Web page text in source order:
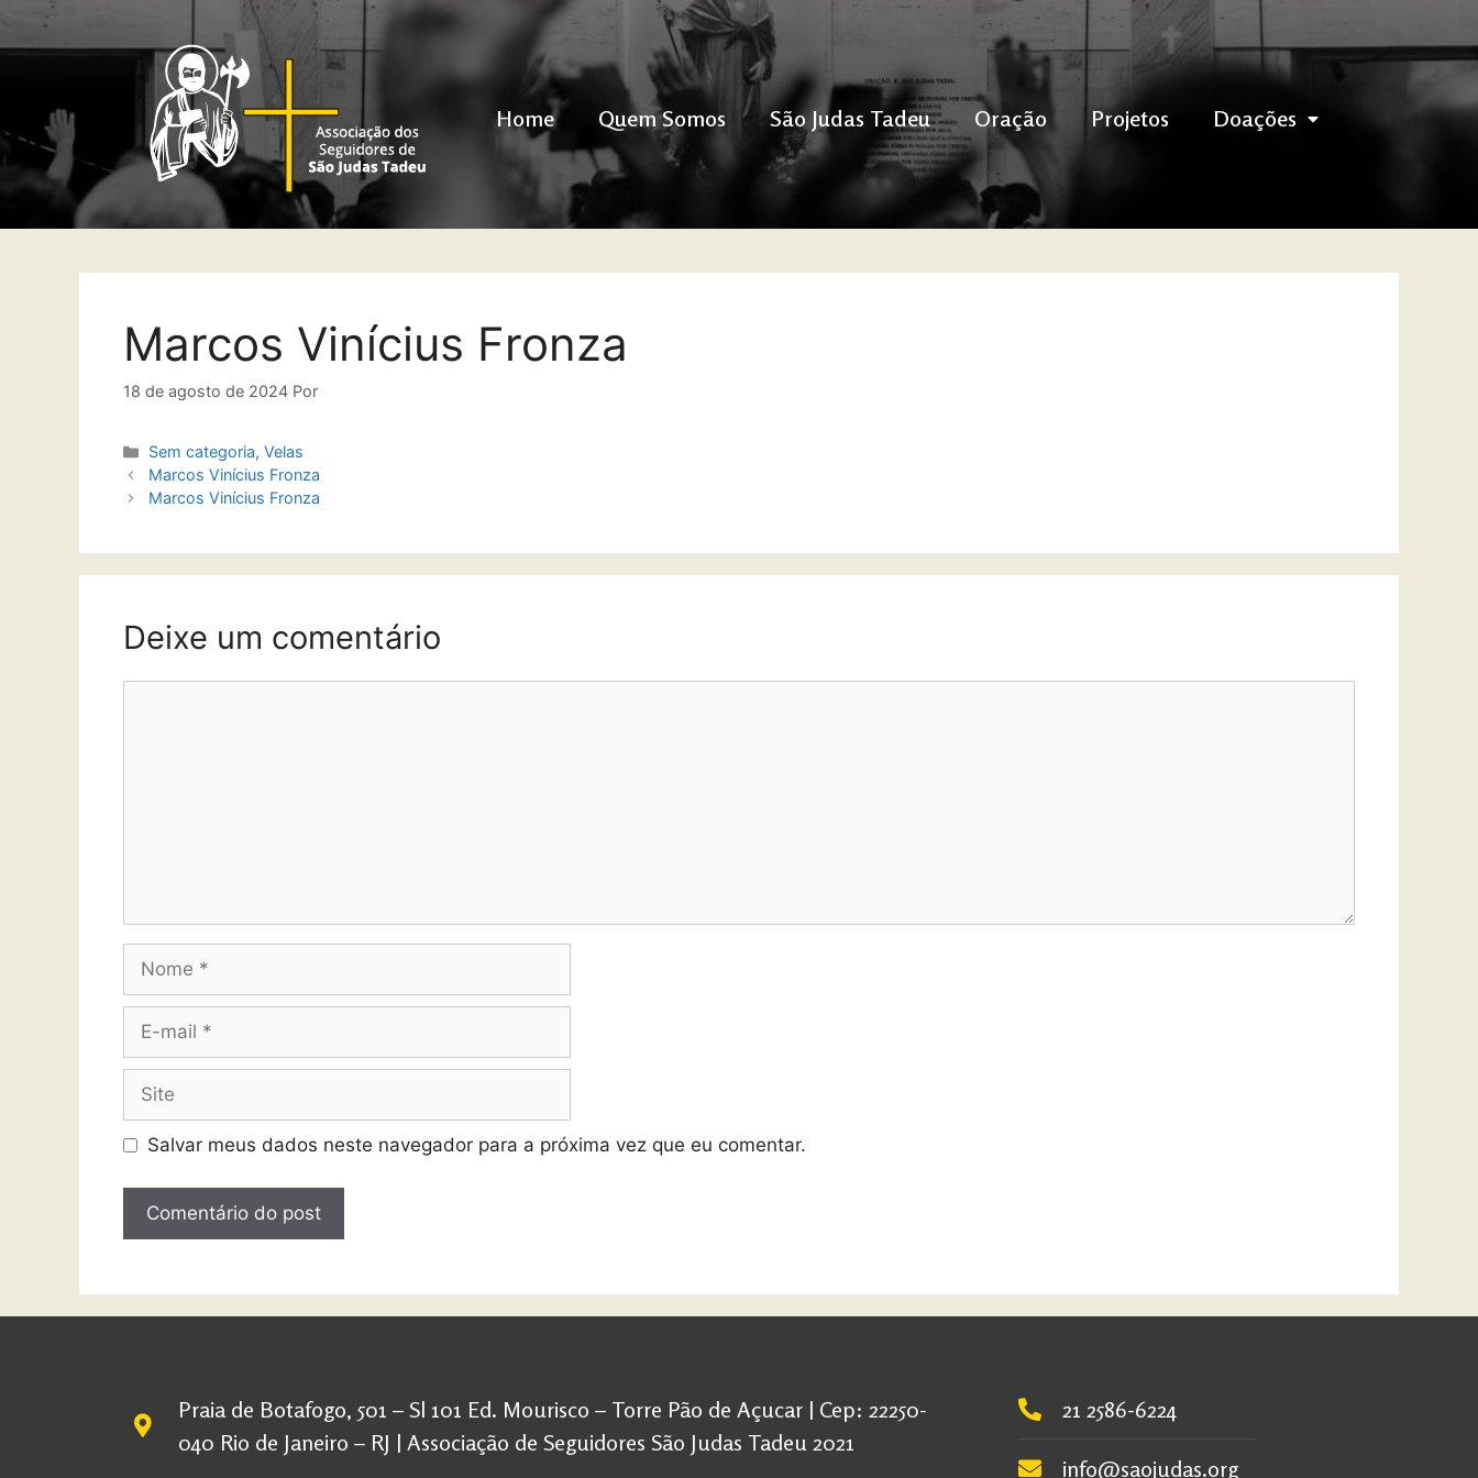
Home Quem Somos São Judas Tadeu Oração Projetos Doações
Marcos Vinícius Fronza
18 de agosto de 2024 Por
Sem categoria,Velas
Marcos Vinícius Fronza
Marcos Vinícius Fronza
Deixe um comentário
Salvar meus dados neste navegador para a próxima vez que eu comentar.
Praia de Botafogo, 501 – Sl 101 Ed. Mourisco – Torre Pão de Açucar | Cep: 22250-
040 Rio de Janeiro – RJ | Associação de Seguidores São Judas Tadeu 2021
21 2586-6224
info@saojudas.org